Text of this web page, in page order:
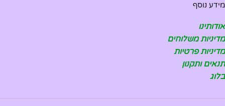
מידע נוסף
אודותינו
מדיניות משלוחים
מדיניות פרטיות
תנאים ותקנון
בלוג